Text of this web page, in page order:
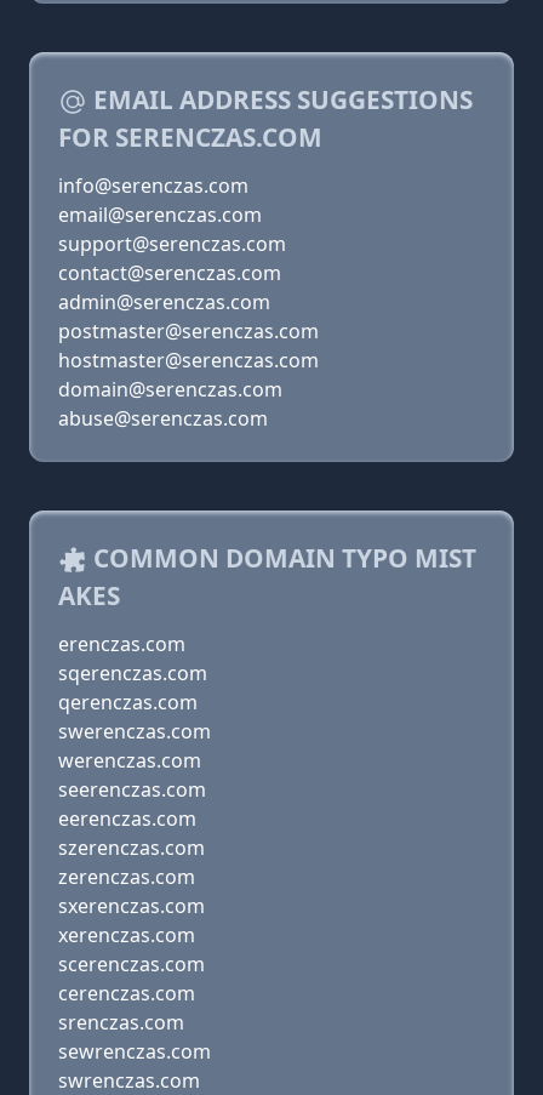
EMAIL ADDRESS SUGGESTIONS
FOR SERENCZAS.COM
info@serenczas.com
email@serenczas.com
support@serenczas.com
contact@serenczas.com
admin@serenczas.com
postmaster@serenczas.com
hostmaster@serenczas.com
domain@serenczas.com
abuse@serenczas.com
COMMON DOMAIN TYPO MIST
AKES
erenczas.com
sqerenczas.com
qerenczas.com
swerenczas.com
werenczas.com
seerenczas.com
eerenczas.com
szerenczas.com
zerenczas.com
sxerenczas.com
xerenczas.com
scerenczas.com
cerenczas.com
srenczas.com
sewrenczas.com
swrenczas.com